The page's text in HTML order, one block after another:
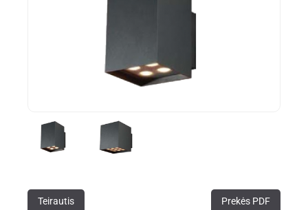
Teirautis Prekės PDF